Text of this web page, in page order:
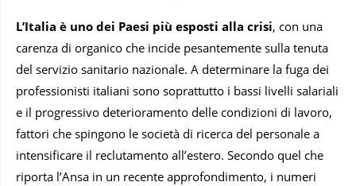
L’Italia è uno dei Paesi più esposti alla crisi, con una
carenza di organico che incide pesantemente sulla tenuta
del servizio sanitario nazionale. A determinare la fuga dei
professionisti italiani sono soprattutto i bassi livelli salariali
e il progressivo deterioramento delle condizioni di lavoro,
fattori che spingono le società di ricerca del personale a
intensificare il reclutamento all’estero. Secondo quel che
riporta l’Ansa in un recente approfondimento, i numeri